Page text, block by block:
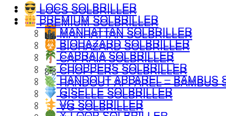
LOCS SOLBRILLER
PREMIUM SOLBRILLER
MANHATTAN SOLBRILLER
BIOHAZARD SOLBRILLER
CAPRAIA SOLBRILLER
CHOPPERS SOLBRILLER
HANDOUT APPAREL – BAMBUS
GISELLE SOLBRILLER
VG SOLBRILLER
LOCS SOLBRILLER
PREMIUM SOLBRILLER
MANHATTAN SOLBRILLER
BIOHAZARD SOLBRILLER
CAPRAIA SOLBRILLER
CHOPPERS SOLBRILLER
HANDOUT APPAREL – BAMBUS
GISELLE SOLBRILLER
VG SOLBRILLER